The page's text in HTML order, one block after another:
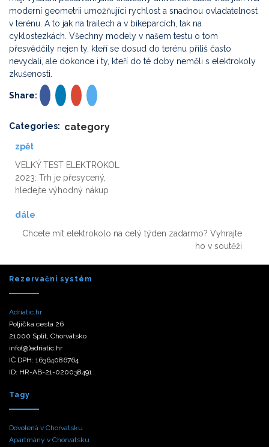
moderní geometrii umožňující rychlost a snadnou ovladatelnost
v terénu. A to jak na trailech a v bikeparcích, tak na
cyklostezkách. Všechny modely v našem testu o tom
přesvědčily nejen ty, kteří se dosud do terénu příliš často
nevydali, ale dokonce i ty, kteří do té doby neměli s elektrokoly
zkušenosti.
Share:
Categories: category
zpět
VELKÝ TEST ELEKTROKOL
2023: Trh je přesycený,
hledejte výhodný nákup
dále
Chcete mít elektrokolo na celý týden zadarmo? Vyhrajte
ho v soutěži
Rezervační systém
Adriatic.hr
Poljička cesta 26
21000 Split, Chorvátsko
info(@)adriatic.hr
IČ DPH: 16364086764
ID: HR-AB-21-020038491
Tagy
Dovolená v Chorvatsku
Apartmány v Chorvatsku